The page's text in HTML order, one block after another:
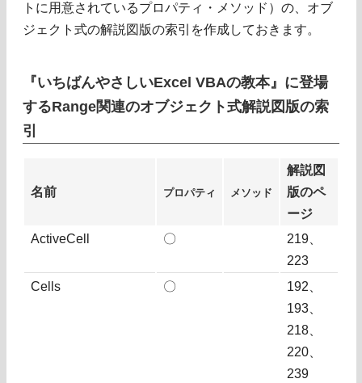
トに用意されているプロパティ・メソッド）の、オブ
ジェクト式の解説図版の索引を作成しておきます。
『いちばんやさしいExcel VBAの教本』に登場
するRange関連のオブジェクト式解説図版の索
引
名前 プロパティ メソッド
解説図
版のペ
ージ
ActiveCell
〇
219、
223
Cells
〇
192、
193、
218、
220、
239